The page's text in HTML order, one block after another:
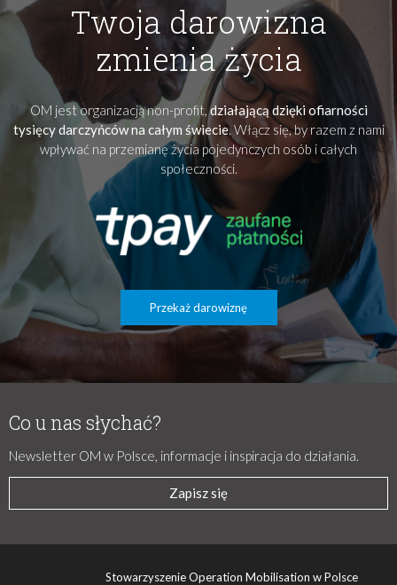
Twoja darowizna
zmienia życia
OM jest organizacją non-profit,działającą dzięki ofiarności
tysięcy darczyńców na całym świecie. Włącz się, by razem z nami
wpływać na przemianę życia pojedynczych osób i całych
społeczności.
Przekaż darowiznę
Co u nas słychać?
Newsletter OM w Polsce, informacje i inspiracja do działania.
Zapisz się
Stowarzyszenie Operation Mobilisation w Polsce